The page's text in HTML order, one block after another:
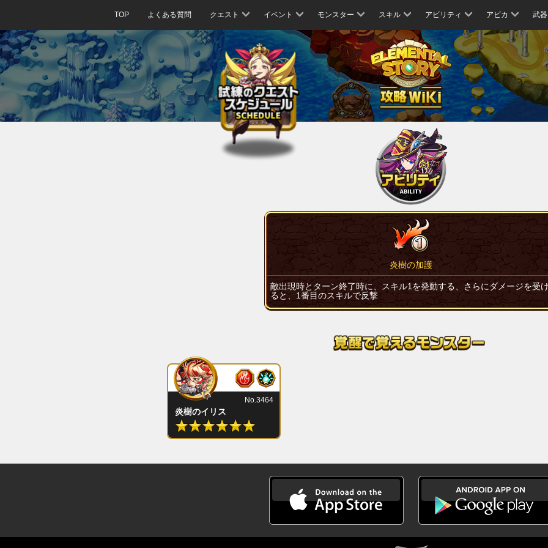
TOP よくある質問 クエスト イベント モンスター スキル アビリティ アビカ 武器
炎樹の加護
敵出現時とターン終了時に、スキル1を発動する、さらにダメージを受
ると、1番目のスキルで反撃
炎樹のイリス
No.3464